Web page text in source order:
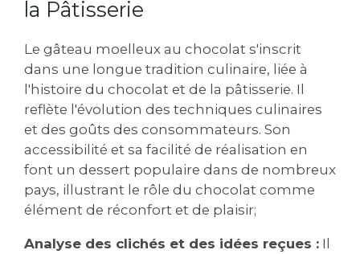
la Pâtisserie
Le gâteau moelleux au chocolat s'inscrit
dans une longue tradition culinaire‚ liée à
l'histoire du chocolat et de la pâtisserie. Il
reflète l'évolution des techniques culinaires
et des goûts des consommateurs. Son
accessibilité et sa facilité de réalisation en
font un dessert populaire dans de nombreux
pays‚ illustrant le rôle du chocolat comme
élément de réconfort et de plaisir;
Analyse des clichés et des idées reçues : Il